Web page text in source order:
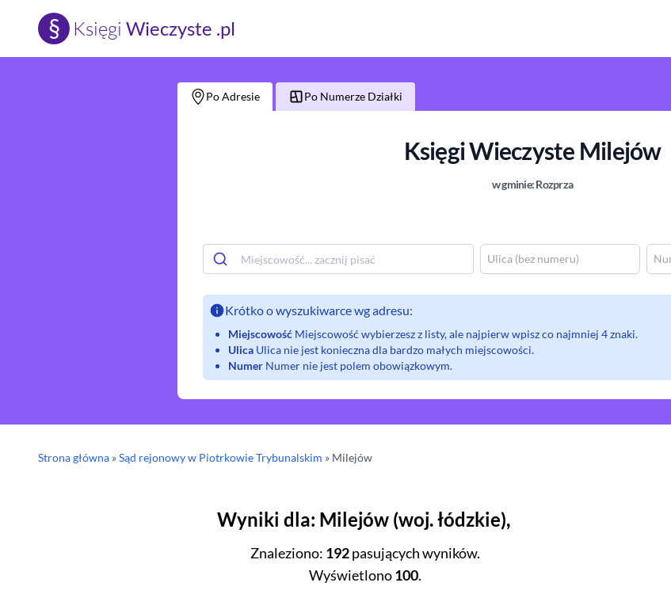
§ Księgi Wieczyste .pl
Po Adresie Po Numerze Działki
Księgi Wieczyste Milejów
w gminie:Rozprza
Krótko o wyszukiwarce wg adresu:
Miejscowość Miejscowość wybierzesz z listy, ale najpierw wpisz co najmniej 4 znaki.
Ulica Ulica nie jest konieczna dla bardzo małych miejscowości.
Numer Numer nie jest polem obowiązkowym.
Strona główna »Sąd rejonowyw Piotrkowie Trybunalskim » Milejów
Wyniki dla: Milejów (woj.łódzkie),
Znaleziono: 192pasujących wyników.
Wyświetlono100.